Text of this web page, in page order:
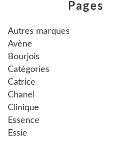
Pages
Autres marques
Avène
Bourjois
Catégories
Catrice
Chanel
Clinique
Essence
Essie